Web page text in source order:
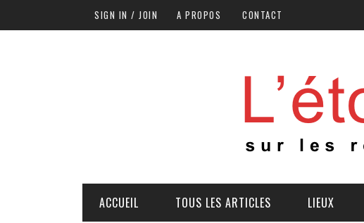
SIGN IN / JOIN A PROPOS CONTACT
ACCUEIL TOUS LES ARTICLES LIEUX